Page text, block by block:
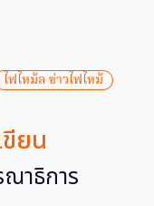
ไฟไหม้ล ข่าวไฟไหม้
ยน
าธิการ